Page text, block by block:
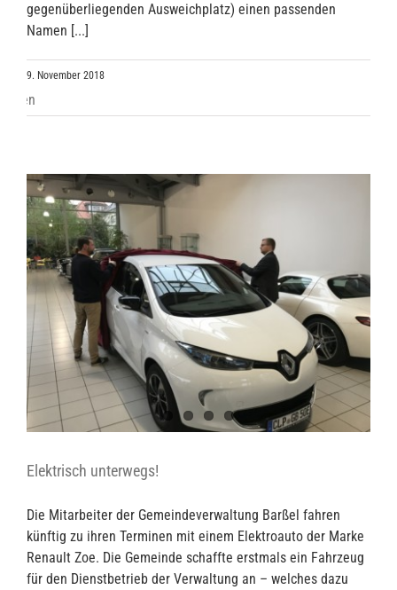
gegenüberliegenden Ausweichplatz) einen passenden
Namen [...]
9. November 2018
Elektrisch unterwegs!
Die Mitarbeiter der Gemeindeverwaltung Barßel fahren
künftig zu ihren Terminen mit einem Elektroauto der Marke
Renault Zoe. Die Gemeinde schaffte erstmals ein Fahrzeug
für den Dienstbetrieb der Verwaltung an – welches dazu